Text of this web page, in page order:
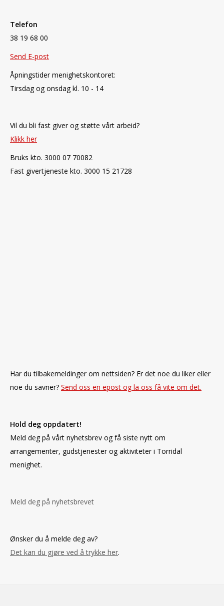
Telefon
38 19 68 00
Send E-post
Åpningstider menighetskontoret:
Tirsdag og onsdag kl. 10 - 14
Vil du bli fast giver og støtte vårt arbeid?
Klikk her
Bruks kto. 3000 07 70082
Fast givertjeneste kto. 3000 15 21728
Har du tilbakemeldinger om nettsiden? Er det noe du liker eller
noe du savner? Send oss en epost og la oss få vite om det.
Hold deg oppdatert!
Meld deg på vårt nyhetsbrev og få siste nytt om
arrangementer, gudstjenester og aktiviteter i Torridal
menighet.
Meld deg på nyhetsbrevet
Ønsker du å melde deg av?
Det kan du gjøre ved å trykke her.